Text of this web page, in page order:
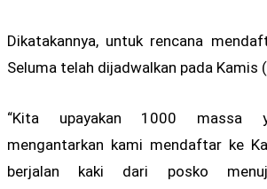
Dikatakannya, untuk rencana
Seluma telah dijadwalkan pada
“Kita upayakan 1000 massa
mengantarkan kami mendaftar ke
berjalan kaki dari posko